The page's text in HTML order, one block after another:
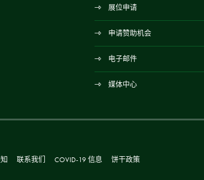
展位申请
申请赞助机会
电子邮件
媒体中心
联系我们 COVID-19 信息 饼干政策